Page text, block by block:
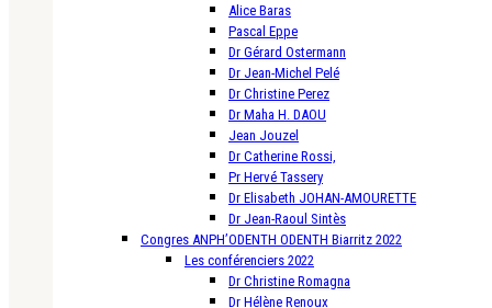
Alice Baras
Pascal Eppe
Dr Gérard Ostermann
Dr Jean-Michel Pelé
Dr Christine Perez
Dr Maha H. DAOU
Jean Jouzel
Dr Catherine Rossi,
Pr Hervé Tassery
Dr Elisabeth JOHAN-AMOURETTE
Dr Jean-Raoul Sintès
Congres ANPH’ODENTH ODENTH Biarritz 2022
Les conférenciers 2022
Dr Christine Romagna
Dr Hélène Renoux